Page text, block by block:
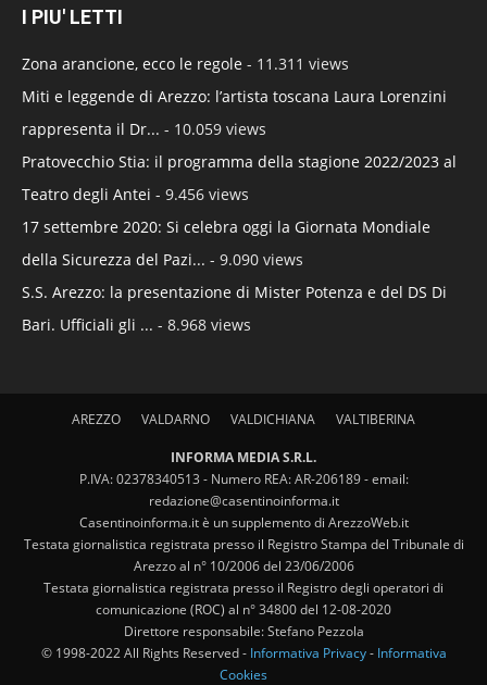
I PIU' LETTI
Zona arancione, ecco le regole - 11.311 views
Miti e leggende di Arezzo: l’artista toscana Laura Lorenzini
rappresenta il Dr... - 10.059 views
Pratovecchio Stia: il programma della stagione 2022/2023 al
Teatro degli Antei - 9.456 views
17 settembre 2020: Si celebra oggi la Giornata Mondiale
della Sicurezza del Pazi... - 9.090 views
S.S. Arezzo: la presentazione di Mister Potenza e del DS Di
Bari. Ufficiali gli ... - 8.968 views
AREZZO VALDARNO VALDICHIANA VALTIBERINA
INFORMA MEDIA S.R.L.
P.IVA: 02378340513 - Numero REA: AR-206189 - email:
redazione@casentinoinforma.it
Casentinoinforma.it è un supplemento di ArezzoWeb.it
Testata giornalistica registrata presso il Registro Stampa del Tribunale di
Arezzo al n° 10/2006 del 23/06/2006
Testata giornalistica registrata presso il Registro degli operatori di
comunicazione (ROC) al n° 34800 del 12-08-2020
Direttore responsabile: Stefano Pezzola
© 1998-2022 All Rights Reserved - Informativa Privacy- Informativa
Cookies